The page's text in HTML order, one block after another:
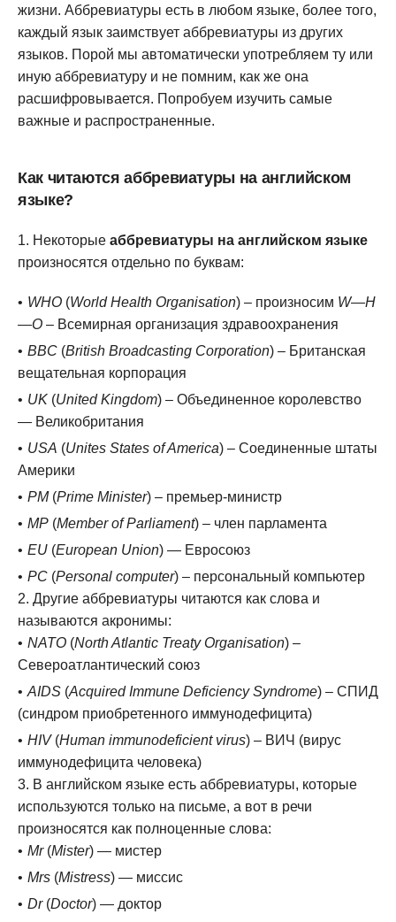
жизни. Аббревиатуры есть в любом языке, более того,
каждый язык заимствует аббревиатуры из других
языков. Порой мы автоматически употребляем ту или
иную аббревиатуру и не помним, как же она
расшифровывается. Попробуем изучить самые
важные и распространенные.
Как читаются аббревиатуры на английском
языке?
Некоторые аббревиатуры на английском языке
произносятся отдельно по буквам:
WHO (World Health Organisation) – произносим W—H
—O – Всемирная организация здравоохранения
BBC (British Broadcasting Corporation) – Британская
вещательная корпорация
UK (United Kingdom) – Объединенное королевство
— Великобритания
USA (Unites States of America) – Соединенные штаты
Америки
PM(Prime Minister) – премьер-министр
MP (Member of Parliament) – член парламента
EU (European Union) — Евросоюз
PC (Personal computer) – персональный компьютер
Другие аббревиатуры читаются как слова и
называются акронимы:
NATO (North Atlantic Treaty Organisation) –
Североатлантический союз
AIDS (Acquired Immune Deficiency Syndrome) – СПИД
(синдром приобретенного иммунодефицита)
HIV(Human immunodeficient virus) – ВИЧ (вирус
иммунодефицита человека)
В английском языке есть аббревиатуры, которые
используются только на письме, а вот в речи
произносятся как полноценные слова:
Mr(Mister) — мистер
Mrs (Mistress) — миссис
Dr(Doctor) — доктор